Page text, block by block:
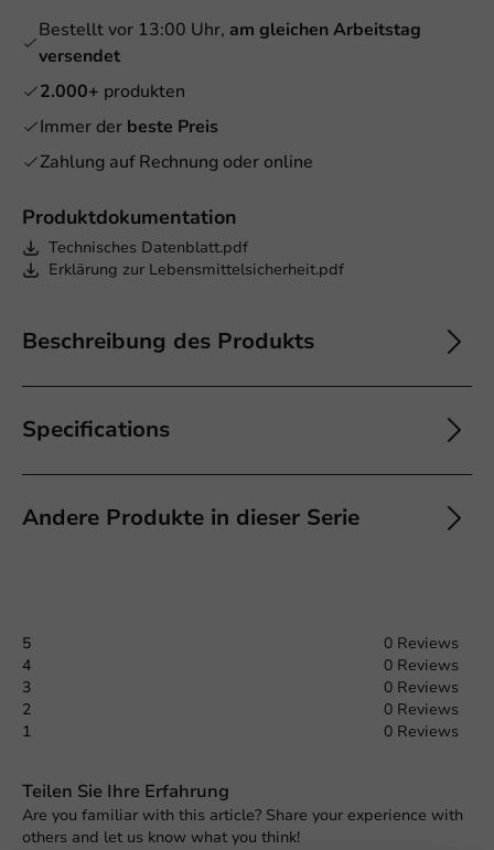
Produktdokumentation
Technisches Datenblatt.pdf
Erklärung zur Lebensmittelsicherheit.pdf
Beschreibung des Produkts
Specifications
Andere Produkte in dieser Serie
Bestellt vor 13:00 Uhr, am gleichen Arbeitstag
versendet
2.000+ produkten
Immer der beste Preis
Zahlung auf Rechnung oder online
5
0 Reviews
4
0 Reviews
3
0 Reviews
2
0 Reviews
1
0 Reviews
Teilen Sie Ihre Erfahrung
Are you familiar with this article? Share your experience with
others and let us know what you think!